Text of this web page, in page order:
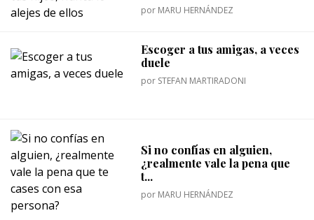
por MARU HERNÁNDEZ
Escoger a tus amigas, a veces
duele
por STEFAN MARTIRADONI
Si no confías en alguien,
¿realmente vale la pena que
t...
por MARU HERNÁNDEZ